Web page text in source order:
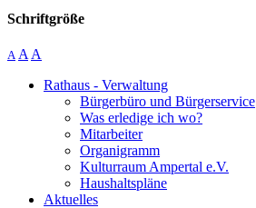
Schriftgröße
A A A
Rathaus - Verwaltung
Bürgerbüro und Bürgerservice
Was erledige ich wo?
Mitarbeiter
Organigramm
Kulturraum Ampertal e.V.
Haushaltspläne
Aktuelles